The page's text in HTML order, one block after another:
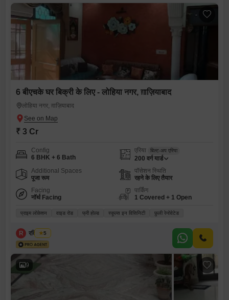
6 बीएचके घर बिक्री के लिए - लोहिया नगर, ग़ाज़ियाबाद
लोहिया नगर, ग़ाज़ियाबाद
₹ 3 Cr
Config
6 BHK + 6 Bath
एरिया बिल्ट-अप एरिया
200 वर्ग यार्ड
Additional Spaces
पूजा रूम
पॉसेशन स्थिति
रहने के लिए तैयार
Facing
नॉर्थ Facing
पार्किंग
1 Covered + 1 Open
प्राइम लोकेशन वाइड रोड फ्री होल्ड स्कूल्स इन विसिनिटी फ़ुली रेनोवेटेड
R रवि अरोड़ा
5
9